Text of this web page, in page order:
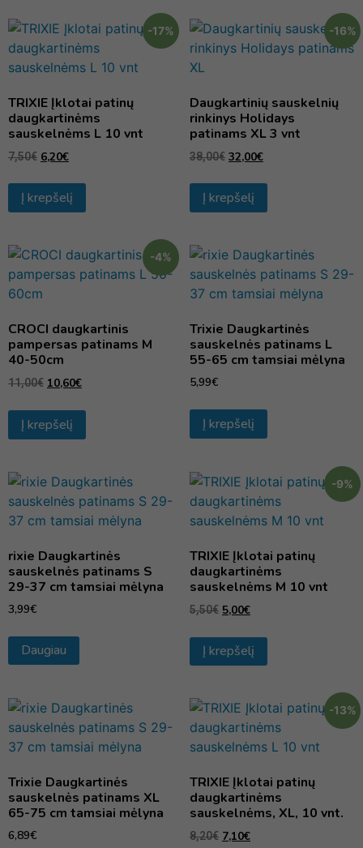
-17%
TRIXIE Įklotai patinų
daugkartinėms
sauskelnėms L 10 vnt
7,50€ 6,20€
Į krepšelį
-16%
Daugkartinių sauskelnių
rinkinys Holidays
patinams XL 3 vnt
38,00€ 32,00€
Į krepšelį
-4%
CROCI daugkartinis
pampersas patinams M
40-50cm
11,00€ 10,60€
Į krepšelį
Trixie Daugkartinės
sauskelnės patinams L
55-65 cm tamsiai mėlyna
5,99€
Į krepšelį
rixie Daugkartinės
sauskelnės patinams S
29-37 cm tamsiai mėlyna
3,99€
Daugiau
-9%
TRIXIE Įklotai patinų
daugkartinėms
sauskelnėms M 10 vnt
5,50€ 5,00€
Į krepšelį
Trixie Daugkartinės
sauskelnės patinams XL
65-75 cm tamsiai mėlyna
6,89€
-13%
TRIXIE Įklotai patinų
daugkartinėms
sauskelnėms, XL, 10 vnt.
8,20€ 7,10€